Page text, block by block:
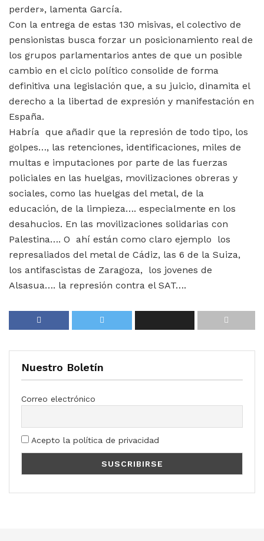
perder», lamenta García.
Con la entrega de estas 130 misivas, el colectivo de
pensionistas busca forzar un posicionamiento real de
los grupos parlamentarios antes de que un posible
cambio en el ciclo político consolide de forma
definitiva una legislación que, a su juicio, dinamita el
derecho a la libertad de expresión y manifestación en
España.
Habría que añadir que la represión de todo tipo, los
golpes…, las retenciones, identificaciones, miles de
multas e imputaciones por parte de las fuerzas
policiales en las huelgas, movilizaciones obreras y
sociales, como las huelgas del metal, de la
educación, de la limpieza…. especialmente en los
desahucios. En las movilizaciones solidarias con
Palestina…. O ahí están como claro ejemplo los
represaliados del metal de Cádiz, las 6 de la Suiza,
los antifascistas de Zaragoza, los jovenes de
Alsasua…. la represión contra el SAT….
Nuestro Boletín
Correo electrónico
Acepto la política de privacidad